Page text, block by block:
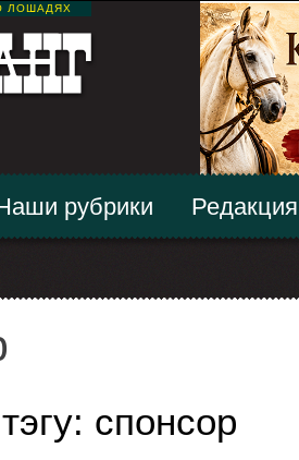
ЛОШАДЯХ
рубрики Редакция
спонсор